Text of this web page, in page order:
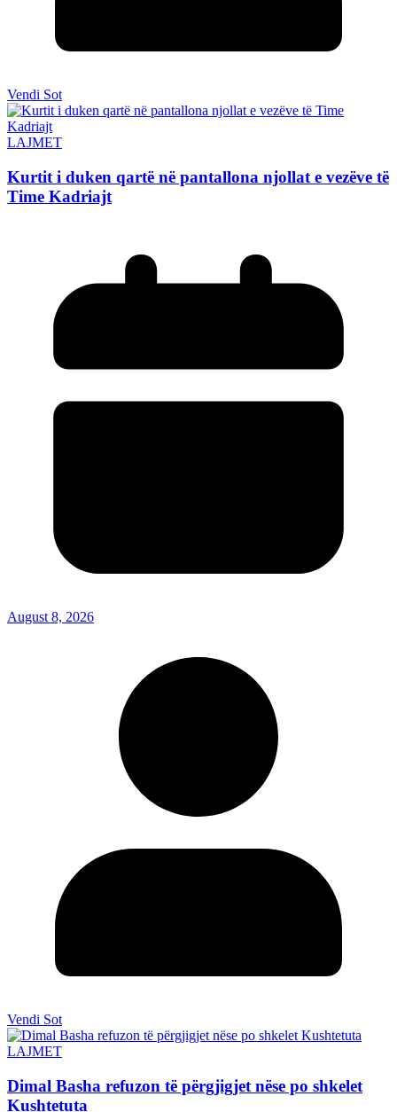
Vendi Sot
LAJMET
Kurtit i duken qartë në pantallona njollat e vezëve të
Time Kadriajt
August 8, 2026
Vendi Sot
LAJMET
Dimal Basha refuzon të përgjigjet nëse po shkelet
Kushtetuta